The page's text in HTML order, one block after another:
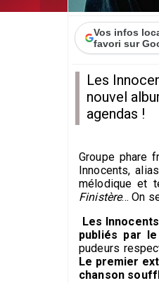
Vos infos
favori sur
Les
nouvel
agendas !
Groupe phare
Innocents,
mélodique et
Finistère... On
Les
publiés par
pudeurs
Le premier
chanson